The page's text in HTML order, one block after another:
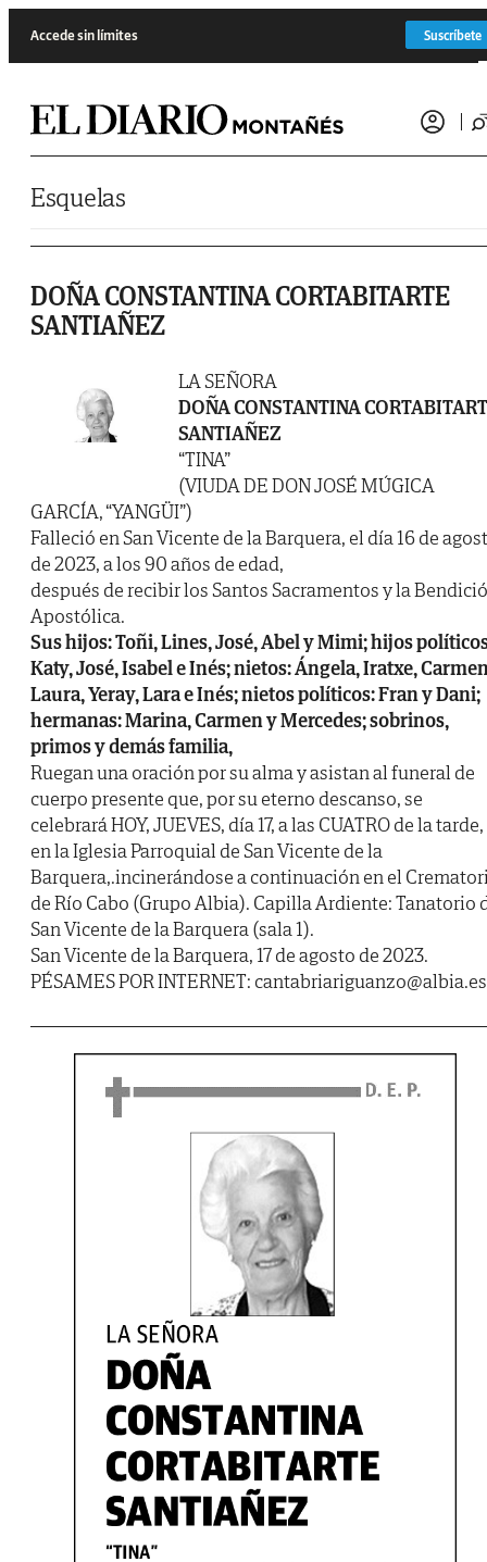
Accede sin límites Suscríbete
Esquelas
DOÑA CONSTANTINA CORTABITARTE
SANTIAÑEZ
LA SEÑORA
DOÑA CONSTANTINA
SANTIAÑEZ
“TINA”
(VIUDA DE DON JOSÉ MÚGICA
GARCÍA, “YANGÜI”)
Falleció en San Vicente de la Barquera, el día 16 de
de 2023, a los 90 años de edad,
después de recibir los Santos Sacramentos y la
Apostólica.
Sus hijos: Toñi, Lines, José, Abel y Mimi; hijos
Katy, José, Isabel e Inés; nietos: Ángela, Iratxe,
Laura, Yeray, Lara e Inés; nietos políticos: Fran y Dani;
hermanas: Marina, Carmen y Mercedes; sobrinos,
primos y demás familia,
Ruegan una oración por su alma y asistan al funeral de
cuerpo presente que, por su eterno descanso, se
celebrará HOY, JUEVES, día 17, a las CUATRO de la tarde,
en la Iglesia Parroquial de San Vicente de la
Barquera,.incinerándose a continuación en el
de Río Cabo (Grupo Albia). Capilla Ardiente: Tanatorio
San Vicente de la Barquera (sala 1).
San Vicente de la Barquera, 17 de agosto de 2023.
PÉSAMES POR INTERNET: cantabriariguanzo@albia.es